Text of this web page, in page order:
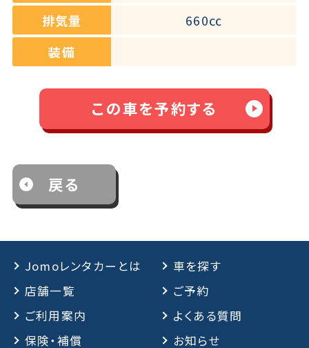
排気量
660㏄
装備
戻る
この車を予約する
Jomoレンタカーとは
車を探す
店舗一覧
ご予約
ご利用案内
よくある質問
保険・補償
お知らせ